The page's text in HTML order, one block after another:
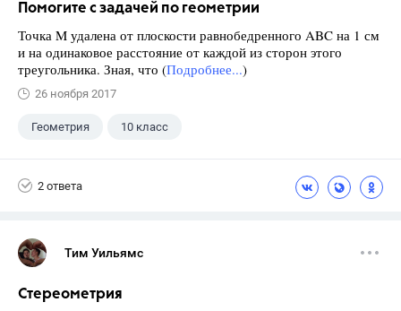
Помогите с задачей по геометрии
Точка M удалена от плоскости равнобедренного ABC на 1 см
и на одинаковое расстояние от каждой из сторон этого
треугольника. Зная, что (Подробнее...)
26 ноября 2017
Геометрия 10 класс
2 ответа
Тим Уильямс
Стереометрия